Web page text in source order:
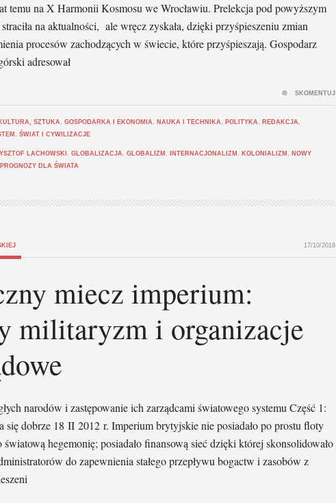
temu na X Harmonii Kosmosu we Wrocławiu. Prelekcja pod powyższym
na aktualności, ale wręcz zyskała, dzięki przyśpieszeniu zmian
procesów zachodzących w świecie, które przyśpieszają. Gospodarz
adresował
SZTUKA , GOSPODARKA I EKONOMIA , NAUKA I TECHNIKA , POLITYKA , REDAKCJA ,
, ŚWIAT I CYWILIZACJE
LACHOWSKI , GLOBALIZACJA , GLOBALIZM , INTERNACJONALIZM , KOLONIALIZM , NOWY
PROGNOZY DLA ŚWIATA
SKOMENTUJ
17/10/2018
miecz imperium:
militaryzm i organizacje
narodów i zastępowanie ich zarządcami światowego systemu Część 1:
się dobrze 18 II 2012 r. Imperium brytyjskie nie posiadało po prostu floty
hegemonię; posiadało finansową sieć dzięki której skonsolidowało
do zapewnienia stałego przepływu bogactw i zasobów z